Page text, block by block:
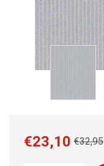
€32,95
€23,10